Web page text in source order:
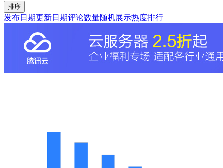
排序
发布日期更新日期评论数量随机展示热度排行